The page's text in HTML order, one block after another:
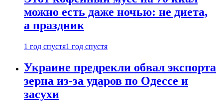
можно есть даже ночью: не диета,
а праздник
1 год спустя1 год спустя
Украине предрекли обвал экспорта
зерна из-за ударов по Одессе и
засухи